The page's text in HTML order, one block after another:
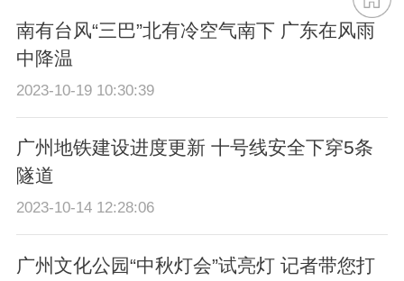
南有台风“三巴”北有冷空气南下 广东在风雨
中降温
2023-10-19 10:30:39
广州地铁建设进度更新 十号线安全下穿5条
隧道
2023-10-14 12:28:06
广州文化公园“中秋灯会”试亮灯 记者带您打